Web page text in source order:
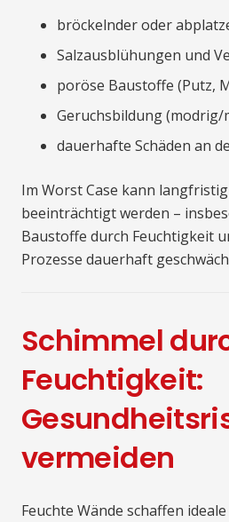
bröckelnder oder
Salzausblühungen und
poröse Baustoffe (Putz,
Geruchsbildung (modrig/
dauerhafte Schäden an
Im Worst Case kann
beeinträchtigt werden –
Baustoffe durch Feuchtigkeit
Prozesse dauerhaft
Schimmel
Feuchtigkeit:
vermeiden
Feuchte Wände schaffen